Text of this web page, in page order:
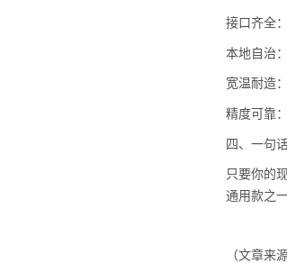
接口齐全
本地自治
宽温耐造
精度可靠
四、一句
只要你的
通用款之一
（文章来